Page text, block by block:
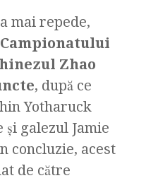
mai repede,
Zhao
, după ce
Yotharuck
şi galezul Jamie
concluzie, acest
de către